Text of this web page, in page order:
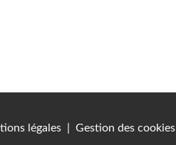
légales Gestion des cookies